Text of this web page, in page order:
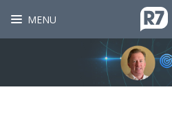
MENU